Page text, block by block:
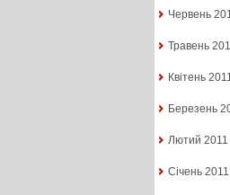
Червень
Травень
Квітень
Березень
Лютий 2011
Січень 2011